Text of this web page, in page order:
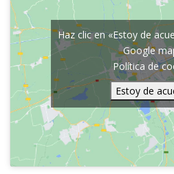
Haz clic en «Estoy de
Google
Política de
Estoy de